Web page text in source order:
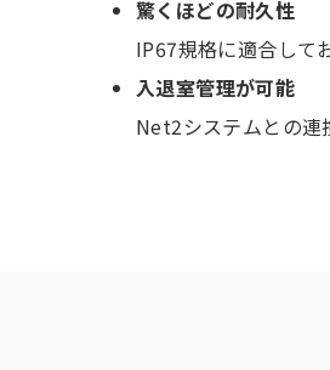
驚くほどの耐久性
IP67規格に適合して
入退室管理が可能
Net2システムとの連